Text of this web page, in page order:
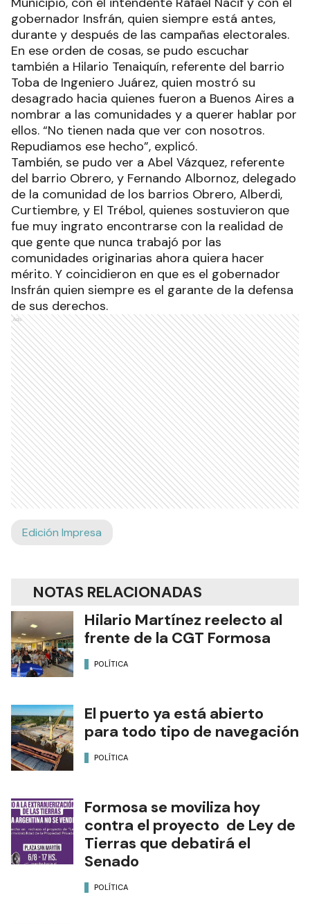
gobernador Insfrán, quien siempre está antes,
durante y después de las campañas electorales.
En ese orden de cosas, se pudo escuchar
también a Hilario Tenaiquín, referente del barrio
Toba de Ingeniero Juárez, quien mostró su
desagrado hacia quienes fueron a Buenos Aires a
nombrar a las comunidades y a querer hablar por
ellos. “No tienen nada que ver con nosotros.
Repudiamos ese hecho”, explicó.
También, se pudo ver a Abel Vázquez, referente
del barrio Obrero, y Fernando Albornoz, delegado
de la comunidad de los barrios Obrero, Alberdi,
Curtiembre, y El Trébol, quienes sostuvieron que
fue muy ingrato encontrarse con la realidad de
que gente que nunca trabajó por las
comunidades originarias ahora quiera hacer
mérito. Y coincidieron en que es el gobernador
Insfrán quien siempre es el garante de la defensa
de sus derechos.
Ads
Edición Impresa
NOTAS RELACIONADAS
Hilario Martínez reelecto al
frente de la CGT Formosa
POLÍTICA
El puerto ya está abierto
para todo tipo de navegación
POLÍTICA
Formosa se moviliza hoy
contra el proyecto de Ley de
Tierras que debatirá el
Senado
POLÍTICA